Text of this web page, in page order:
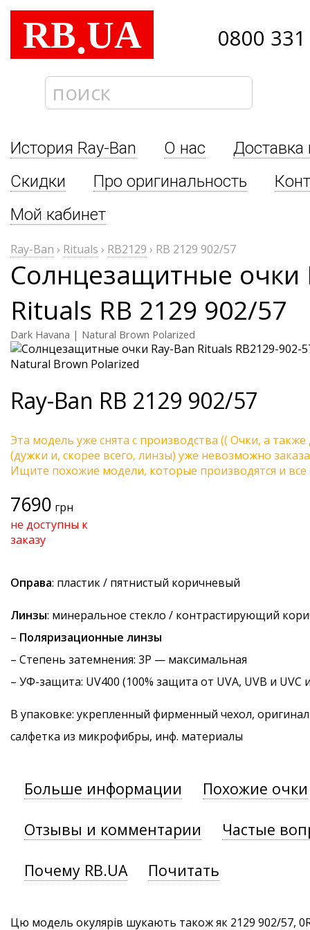
RB.UA 0800
История Ray-Ban О нас
Доставка
Скидки
Про оригинальность
Мой кабинет
Ray-Ban › Rituals › RB2129 › RB 2129 902/57
Солнцезащитные очки
Rituals RB 2129 902/57
Dark Havana | Natural Brown Polarized
Ray-Ban RB 2129 902/57
Эта модель уже снята с производства (( Очки, а
(дужки и, скорее всего, линзы) уже невозможно
Ищите похожие модели, которые производятся и
7690 грн
не доступны к
заказу
Оправа: пластик / пятнистый коричневый
Линзы: минеральное стекло / контрастирующий
– Поляризационные линзы
– Степень затемнения: 3P — максимальная
– УФ-защита: UV400 (100% защита от UVA, UVB и UVC
В упаковке: укрепленный фирменный чехол,
салфетка из микрофибры, инф. материалы
Больше информации Похожие очки
Отзывы и комментарии Частые
Почему RB.UA Почитать
Цю модель окулярів шукають також як 2129 902/57,